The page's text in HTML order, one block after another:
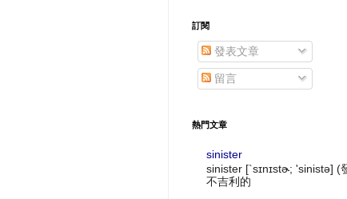
訂閱
發表文章
留言
熱門文章
sinister
sinister [`sɪnɪstɚ; 'sinistə] (
不吉利的